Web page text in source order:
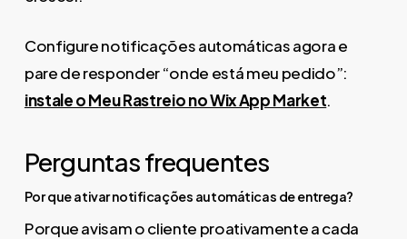
Configure notificações automáticas agora e
pare de responder “onde está meu pedido”:
instale o Meu Rastreio no Wix App Market.
Perguntas frequentes
Por que ativar notificações automáticas de entrega?
Porque avisam o cliente proativamente a cada